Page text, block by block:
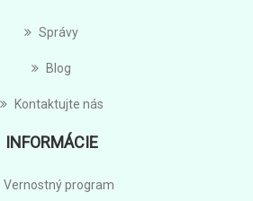
Správy
Blog
Kontaktujte nás
INFORMÁCIE
Vernostný program